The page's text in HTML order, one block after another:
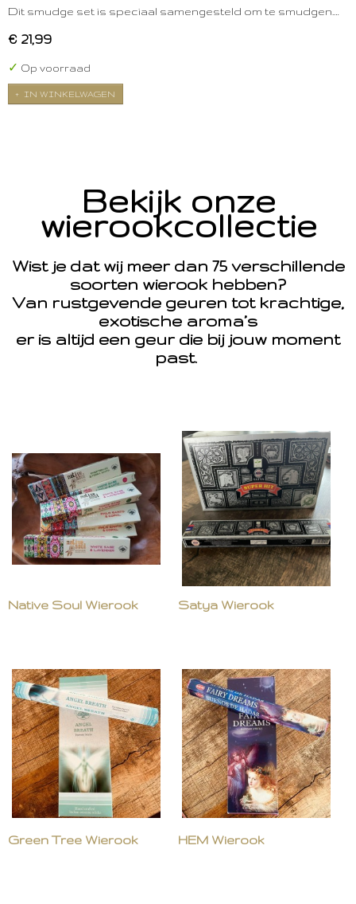
Dit smudge set is speciaal samengesteld om te smudgen.…
€ 21,99
✓ Op voorraad
IN WINKELWAGEN
Bekijk onze
wierookcollectie
Wist je dat wij meer dan 75 verschillende
soorten wierook hebben?
Van rustgevende geuren tot krachtige,
exotische aroma’s
er is altijd een geur die bij jouw moment
past.
Native Soul Wierook Satya Wierook
Green Tree Wierook HEM Wierook